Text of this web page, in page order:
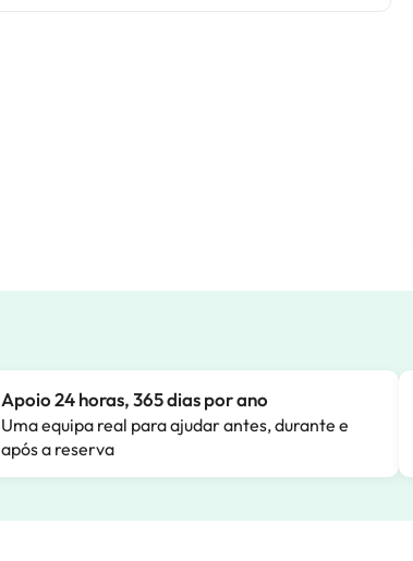
Apoio 24 horas, 365 dias por ano
Uma equipa real para ajudar antes, durante e
após a reserva